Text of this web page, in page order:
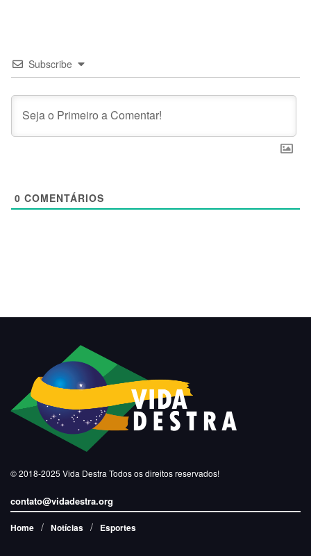
Subscribe
0 COMENTÁRIOS
© 2018-2025 Vida Destra Todos os direitos reservados!
contato@vidadestra.org
Home Notícias Esportes